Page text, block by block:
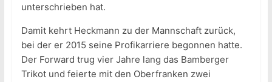
unterschrieben hat.
Damit kehrt Heckmann zu der Mannschaft zurück,
bei der er 2015 seine Profikarriere begonnen hatte.
Der Forward trug vier Jahre lang das Bamberger
Trikot und feierte mit den Oberfranken zwei